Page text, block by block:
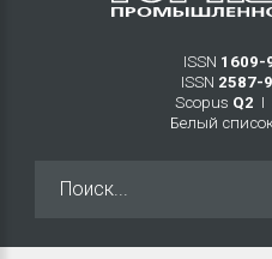
ISSN 1609-
ISSN 2587-
Scopus Q2
Белый